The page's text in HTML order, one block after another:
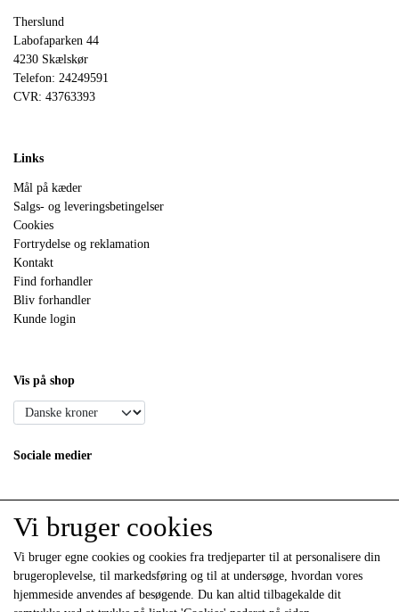
Therslund
Labofaparken 44
4230 Skælskør
Telefon: 24249591
CVR: 43763393
Links
Mål på kæder
Salgs- og leveringsbetingelser
Cookies
Fortrydelse og reklamation
Kontakt
Find forhandler
Bliv forhandler
Kunde login
Vis på shop
Sociale medier
Vi bruger cookies
Vi bruger egne cookies og cookies fra tredjeparter til at personalisere din
brugeroplevelse, til markedsføring og til at undersøge, hvordan vores
hjemmeside anvendes af besøgende. Du kan altid tilbagekalde dit